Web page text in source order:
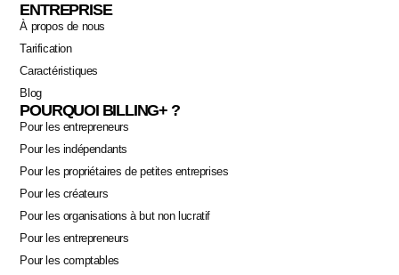
ENTREPRISE
À propos de nous
Tarification
Caractéristiques
Blog
POURQUOI BILLING+ ?
Pour les entrepreneurs
Pour les indépendants
Pour les propriétaires de petites entreprises
Pour les créateurs
Pour les organisations à but non lucratif
Pour les entrepreneurs
Pour les comptables